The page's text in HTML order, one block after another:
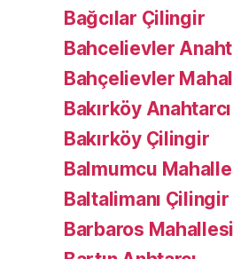
Bağcılar Çilingir
Bahcelievler
Bahçelievler
Bakırköy Anahtarcı
Bakırköy Çilingir
Balmumcu
Baltalimanı Çilingir
Barbaros